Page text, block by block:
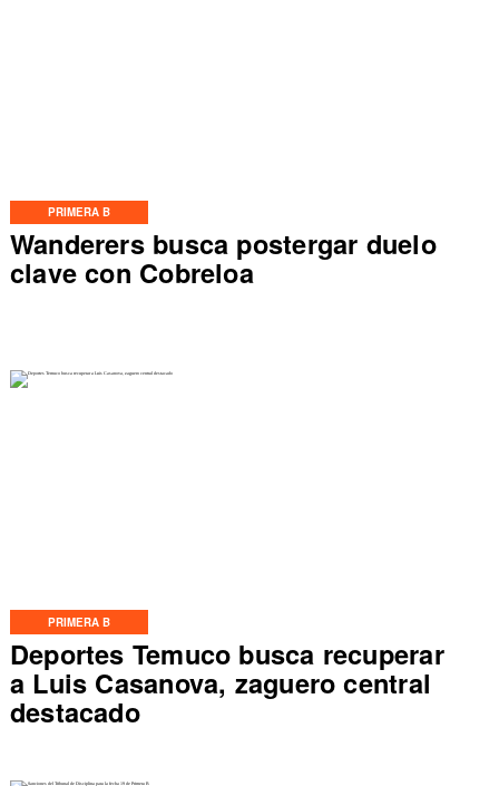
PRIMERA B
Wanderers busca postergar duelo
clave con Cobreloa
PRIMERA B
Deportes Temuco busca recuperar
a Luis Casanova, zaguero central
destacado